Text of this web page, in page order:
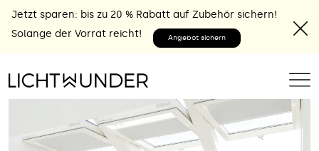
Jetzt sparen: bis zu 20 % Rabatt auf Zubehör sichern!
Solange der Vorrat reicht!
Angebot sichern